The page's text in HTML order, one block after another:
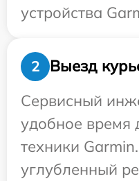
устройства
2
Выезд
Сервисный
удобное время
техники
углубленный